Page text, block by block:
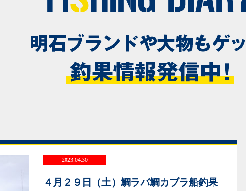
2023.04.30
４月２９日（土）鯛ラバ鯛カブラ船釣果